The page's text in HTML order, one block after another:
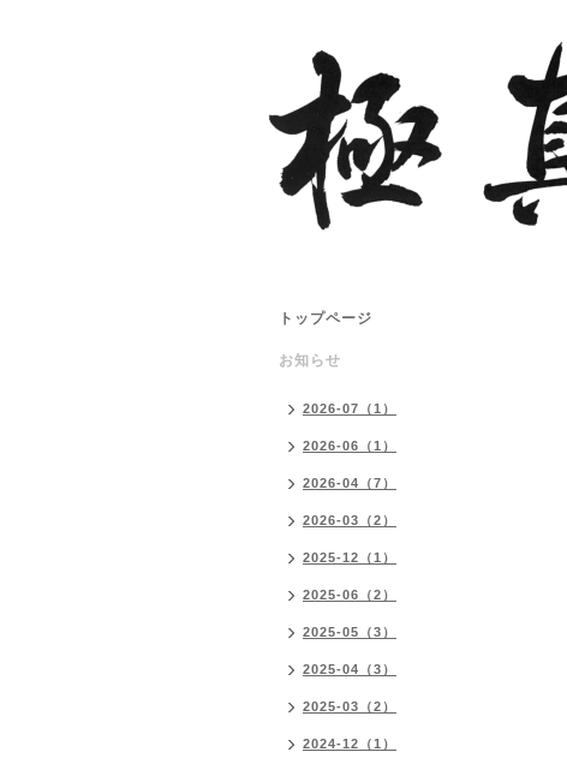
トップページ
お知らせ
2026-07（1）
2026-06（1）
2026-04（7）
2026-03（2）
2025-12（1）
2025-06（2）
2025-05（3）
2025-04（3）
2025-03（2）
2024-12（1）